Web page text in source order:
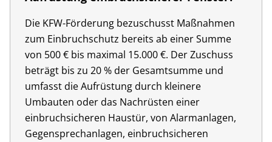
Die KFW-Förderung bezuschusst Maßnahmen
zum Einbruchschutz bereits ab einer Summe
von 500 € bis maximal 15.000 €. Der Zuschuss
beträgt bis zu 20 % der Gesamtsumme und
umfasst die Aufrüstung durch kleinere
Umbauten oder das Nachrüsten einer
einbruchsicheren Haustür, von Alarmanlagen,
Gegensprechanlagen, einbruchsicheren